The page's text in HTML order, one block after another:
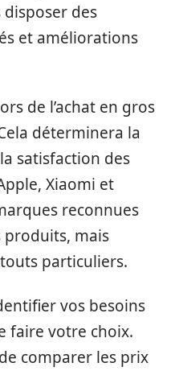
des
et améliorations
de l’achat en gros
déterminera la
satisfaction des
Xiaomi et
reconnues
mais
particuliers.
vos besoins
faire votre choix.
comparer les prix